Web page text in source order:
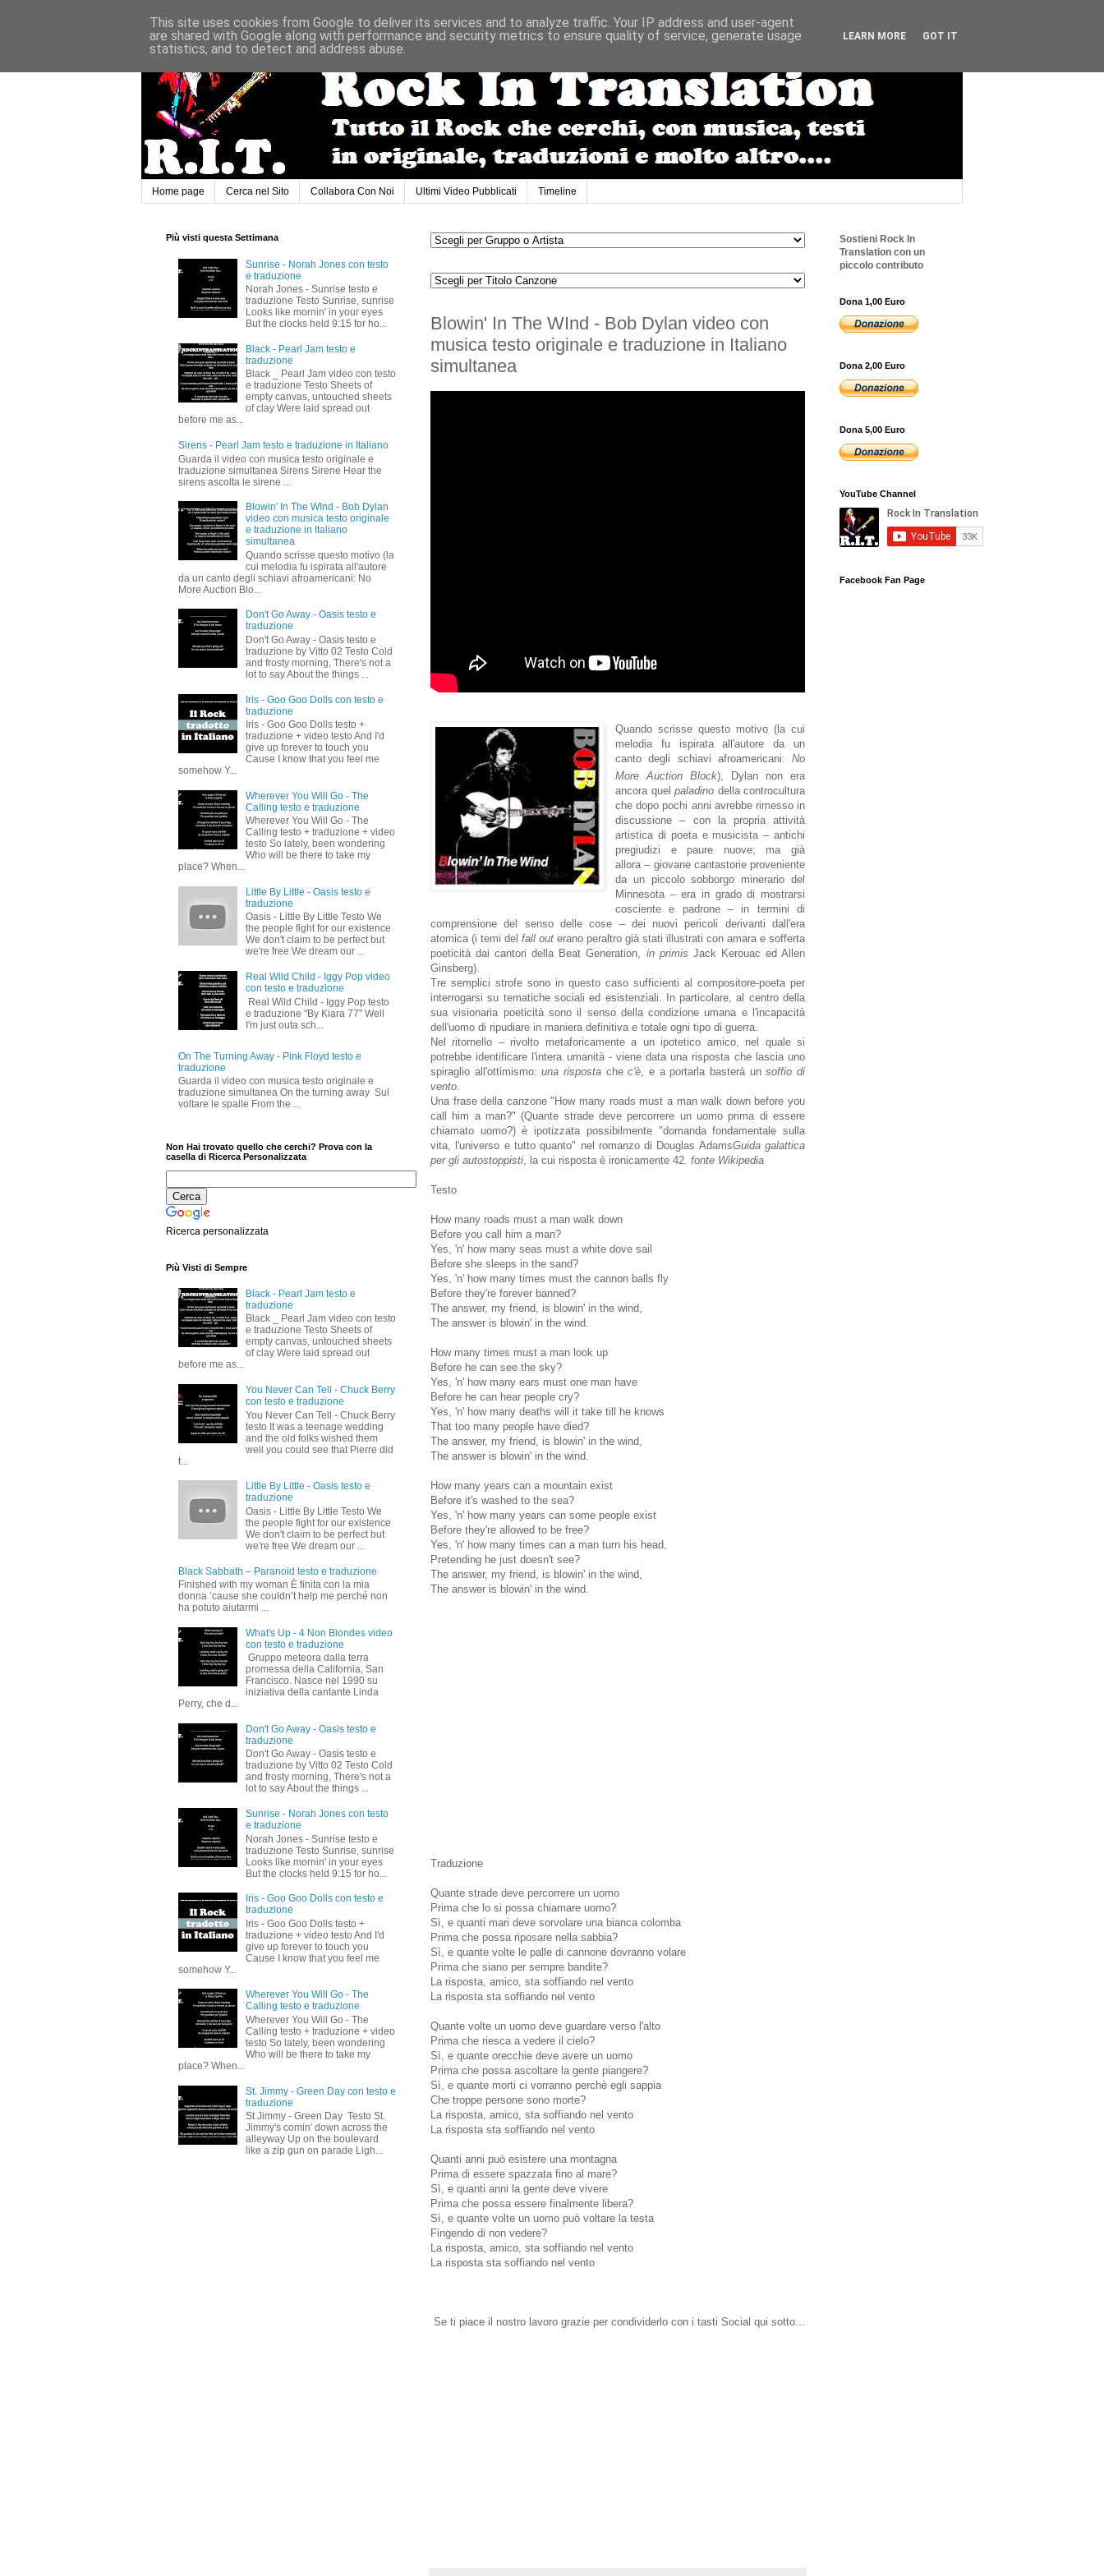
Home page Cerca nel Sito Collabora Con Noi Ultimi Video Pubblicati Timeline
Blowin' In The WInd - Bob Dylan video con
musica testo originale e traduzione in Italiano
simultanea
Quando scrisse questo motivo (la cui
melodia fu ispirata all'autore da un
canto degli schiavi afroamericani: No
More Auction Block), Dylan non era
ancora quelpaladino della controcultura
che dopo pochi anni avrebbe rimesso in
discussione – con la propria attività
artistica di poeta e musicista – antichi
pregiudizi e paure nuove; ma già
allora – giovane cantastorie proveniente
da un piccolo sobborgo minerario del
Minnesota – era in grado di mostrarsi
cosciente e padrone – in termini di
comprensione del senso delle cose – dei nuovi pericoli derivanti dall'era
atomica (i temi del fall out erano peraltro già stati illustrati con amara e sofferta
poeticità dai cantori della Beat Generation, in primis Jack Kerouac ed Allen
Ginsberg).
Tre semplici strofe sono in questo caso sufficienti al compositore-poeta per
interrogarsi su tematiche sociali ed esistenziali. In particolare, al centro della
sua visionaria poeticità sono il senso della condizione umana e l'incapacità
dell'uomo di ripudiare in maniera definitiva e totale ogni tipo di guerra.
Nel ritornello – rivolto metaforicamente a un ipotetico amico, nel quale si
potrebbe identificare l'intera umanità - viene data una risposta che lascia uno
spiraglio all'ottimismo:una risposta chec'è , e a portarla basterà unsoffio di
vento
Una frase della canzone "How many roads must a man walk down before you
call him a man?" (Quante strade deve percorrere un uomo prima di essere
chiamato uomo?) è ipotizzata possibilmente "domanda fondamentale sulla
vita, l'universo e tutto quanto" nel romanzo di Douglas AdamsGuida galattica
per gli autostoppisti , la cui risposta è ironicamente 42. fonte Wikipedia
Testo
How many roads must a man walk down
Before you call him a man?
Yes, 'n' how many seas must a white dove sail
Before she sleeps in the sand?
Yes, 'n' how many times must the cannon balls fly
Before they're forever banned?
The answer, my friend, is blowin' in the wind,
The answer is blowin' in the wind.
How many times must a man look up
Before he can see the sky?
Yes, 'n' how many ears must one man have
Before he can hear people cry?
Yes, 'n' how many deaths will it take till he knows
That too many people have died?
The answer, my friend, is blowin' in the wind,
The answer is blowin' in the wind.
How many years can a mountain exist
Before it's washed to the sea?
Yes, 'n' how many years can some people exist
Before they're allowed to be free?
Yes, 'n' how many times can a man turn his head,
Pretending he just doesn't see?
The answer, my friend, is blowin' in the wind,
The answer is blowin' in the wind.
Traduzione
Quante strade deve percorrere un uomo
Prima che lo si possa chiamare uomo?
Sì, e quanti mari deve sorvolare una bianca colomba
Prima che possa riposare nella sabbia?
Sì, e quante volte le palle di cannone dovranno volare
Prima che siano per sempre bandite?
La risposta, amico, sta soffiando nel vento
La risposta sta soffiando nel vento
Quante volte un uomo deve guardare verso l'alto
Prima che riesca a vedere il cielo?
Sì, e quante orecchie deve avere un uomo
Prima che possa ascoltare la gente piangere?
Sì, e quante morti ci vorranno perchè egli sappia
Che troppe persone sono morte?
La risposta, amico, sta soffiando nel vento
La risposta sta soffiando nel vento
Quanti anni può esistere una montagna
Prima di essere spazzata fino al mare?
Sì, e quanti anni la gente deve vivere
Prima che possa essere finalmente libera?
Sì, e quante volte un uomo può voltare la testa
Fingendo di non vedere?
La risposta, amico, sta soffiando nel vento
La risposta sta soffiando nel vento
Se ti piace il nostro lavoro grazie per condividerlo con i tasti Social qui sotto...
Più visti questa Settimana
Sunrise - Norah Jones con testo
e traduzione
Norah Jones - Sunrise testo e
traduzione Testo Sunrise, sunrise
Looks like mornin' in your eyes
But the clocks held 9:15 for ho...
Black - Pearl Jam testo e
traduzione
Black _ Pearl Jam video con testo
e traduzione Testo Sheets of
empty canvas, untouched sheets
of clay Were laid spread out
before me as...
Sirens - Pearl Jam testo e traduzione in Italiano
Guarda il video con musica testo originale e
traduzione simultanea Sirens Sirene Hear the
sirens ascolta le sirene ...
Blowin' In The WInd - Bob Dylan
video con musica testo originale
e traduzione in Italiano
simultanea
Quando scrisse questo motivo (la
cui melodia fu ispirata all'autore
da un canto degli schiavi afroamericani: No
More Auction Blo...
Don't Go Away - Oasis testo e
traduzione
Don't Go Away - Oasis testo e
traduzione by Vitto 02 Testo Cold
and frosty morning, There's not a
lot to say About the things ...
Iris - Goo Goo Dolls con testo e
traduzione
Iris - Goo Goo Dolls testo +
traduzione + video testo And I'd
give up forever to touch you
Cause I know that you feel me
somehow Y...
Wherever You Will Go - The
Calling testo e traduzione
Wherever You Will Go - The
Calling testo + traduzione + video
testo So lately, been wondering
Who will be there to take my
place? When...
Little By Little - Oasis testo e
traduzione
Oasis - Little By Little Testo We
the people fight for our existence
We don't claim to be perfect but
we're free We dream our ...
Real Wild Child - Iggy Pop video
con testo e traduzione
Real Wild Child - Iggy Pop testo
e traduzione "By Kiara 77" Well
I'm just outa sch...
On The Turning Away - Pink Floyd testo e
traduzione
Guarda il video con musica testo originale e
traduzione simultanea On the turning away Sul
voltare le spalle From the ...
Non Hai trovato quello che cerchi? Prova con la
casella di Ricerca Personalizzata
Ricerca personalizzata
Più Visti di Sempre
Black - Pearl Jam testo e
traduzione
Black _ Pearl Jam video con testo
e traduzione Testo Sheets of
empty canvas, untouched sheets
of clay Were laid spread out
before me as...
You Never Can Tell - Chuck Berry
con testo e traduzione
You Never Can Tell - Chuck Berry
testo It was a teenage wedding
and the old folks wished them
well you could see that Pierre did
t...
Little By Little - Oasis testo e
traduzione
Oasis - Little By Little Testo We
the people fight for our existence
We don't claim to be perfect but
we're free We dream our ...
Black Sabbath – Paranoid testo e traduzione
Finished with my woman È finita con la mia
donna ’cause she couldn’t help me perché non
ha potuto aiutarmi ...
What's Up - 4 Non Blondes video
con testo e traduzione
Gruppo meteora dalla terra
promessa della California, San
Francisco. Nasce nel 1990 su
iniziativa della cantante Linda
Perry, che d...
Don't Go Away - Oasis testo e
traduzione
Don't Go Away - Oasis testo e
traduzione by Vitto 02 Testo Cold
and frosty morning, There's not a
lot to say About the things ...
Sunrise - Norah Jones con testo
e traduzione
Norah Jones - Sunrise testo e
traduzione Testo Sunrise, sunrise
Looks like mornin' in your eyes
But the clocks held 9:15 for ho...
Iris - Goo Goo Dolls con testo e
traduzione
Iris - Goo Goo Dolls testo +
traduzione + video testo And I'd
give up forever to touch you
Cause I know that you feel me
somehow Y...
Wherever You Will Go - The
Calling testo e traduzione
Wherever You Will Go - The
Calling testo + traduzione + video
testo So lately, been wondering
Who will be there to take my
place? When...
St. Jimmy - Green Day con testo e
traduzione
St Jimmy - Green Day Testo St.
Jimmy's comin' down across the
alleyway Up on the boulevard
like a zip gun on parade Ligh...
Sostieni Rock In
Translation con un
piccolo contributo
Dona 1,00 Euro
Dona 2,00 Euro
Dona 5,00 Euro
YouTube Channel
Facebook Fan Page
This site uses cookies from Google to deliver its services and to analyze traffic. Your IP address and user-agent
are shared with Google along with performance and security metrics to ensure quality of service, generate usage
statistics, and to detect and address abuse.
LEARN MORE GOT IT